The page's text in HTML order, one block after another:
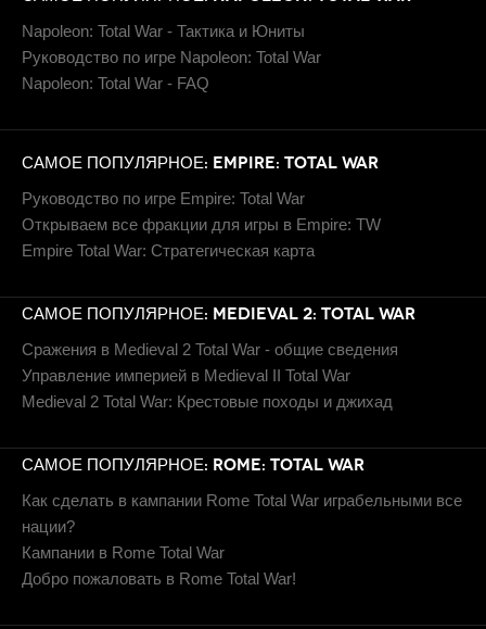
Napoleon: Total War - Тактика и Юниты
Руководство по игре Napoleon: Total War
Napoleon: Total War - FAQ
САМОЕ ПОПУЛЯРНОЕ: EMPIRE: TOTAL WAR
Руководство по игре Empire: Total War
Открываем все фракции для игры в Empire: TW
Empire Total War: Стратегическая карта
САМОЕ ПОПУЛЯРНОЕ: MEDIEVAL 2: TOTAL WAR
Сражения в Medieval 2 Total War - общие сведения
Управление империей в Medieval II Total War
Medieval 2 Total War: Крестовые походы и джихад
САМОЕ ПОПУЛЯРНОЕ: ROME: TOTAL WAR
Как сделать в кампании Rome Total War играбельными все
нации?
Кампании в Rome Total War
Добро пожаловать в Rome Total War!